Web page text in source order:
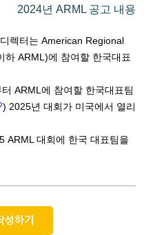
2024년 ARML 공고 내용
렉터는 American Regional
하 ARML)에 참여할 한국대표
ARML에 참여할 한국대표팀
) 2025년 대회가 미국에서 열리
ARML 대회에 한국 대표팀을
성하기